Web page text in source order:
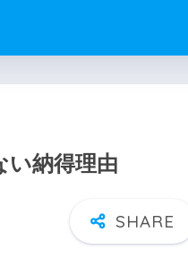
い納得理由